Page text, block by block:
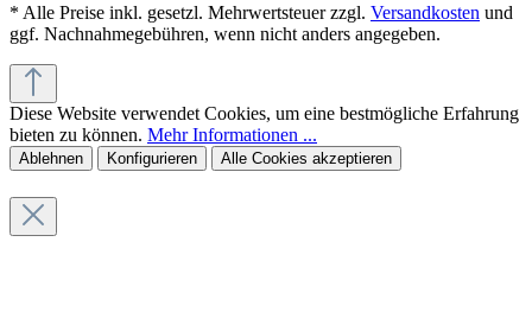
* Alle Preise inkl. gesetzl. Mehrwertsteuer zzgl. Versandkosten und
ggf. Nachnahmegebühren, wenn nicht anders angegeben.
Diese Website verwendet Cookies, um eine bestmögliche Erfahrung
bieten zu können. Mehr Informationen ...
Ablehnen Konfigurieren Alle Cookies akzeptieren